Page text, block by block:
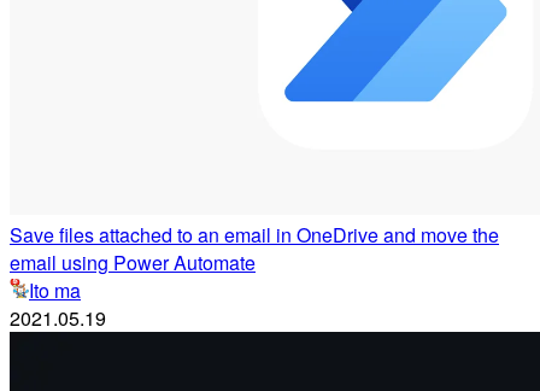
Save files attached to an email in OneDrive and move the
email using Power Automate
Ito ma
2021.05.19